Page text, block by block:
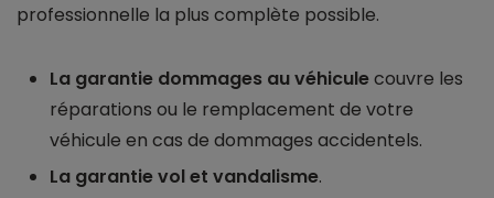
professionnelle la plus complète possible.
La garantie dommages au véhiculecouvre les
réparations ou le remplacement de votre
véhicule en cas de dommages accidentels.
La garantie vol et vandalisme.